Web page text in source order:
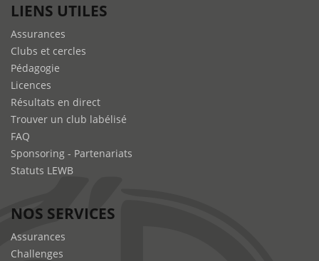
LIENS UTILES
Assurances
Clubs et cercles
Pédagogie
Licences
Résultats en direct
Trouver un club labélisé
FAQ
Sponsoring - Partenariats
Statuts LEWB
NOS SERVICES
Assurances
Challenges